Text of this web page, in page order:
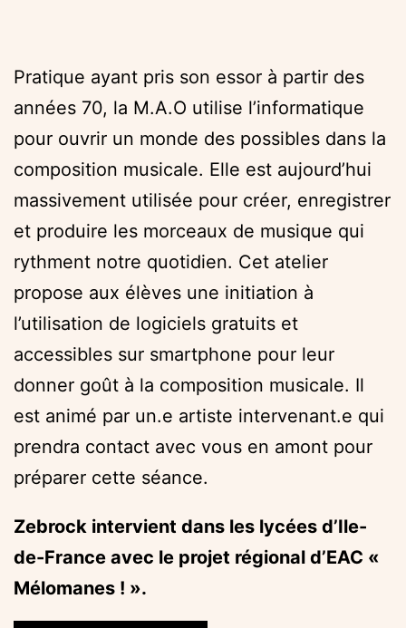
Pratique ayant pris son essor à partir des
années 70, la M.A.O utilise l’informatique
pour ouvrir un monde des possibles dans la
composition musicale. Elle est aujourd’hui
massivement utilisée pour créer, enregistrer
et produire les morceaux de musique qui
rythment notre quotidien. Cet atelier
propose aux élèves une initiation à
l’utilisation de logiciels gratuits et
accessibles sur smartphone pour leur
donner goût à la composition musicale. Il
est animé par un.e artiste intervenant.e qui
prendra contact avec vous en amont pour
préparer cette séance.
Zebrock intervient dans les lycées d’Ile-
de-France avec le projet régional d’EAC «
Mélomanes ! ».